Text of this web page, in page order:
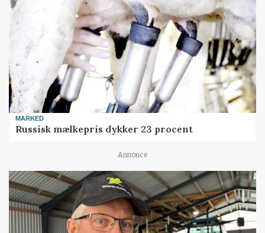
MARKED
Russisk mælkepris dykker 23 procent
Annonce